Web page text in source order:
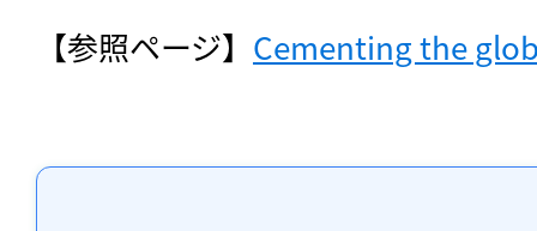
【参照ページ】 Cementing the